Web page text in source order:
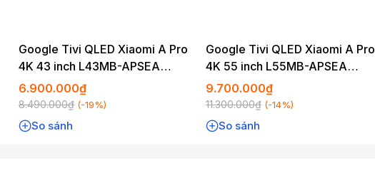
Google Tivi QLED Xiaomi A Pro
4K 43 inch L43MB-APSEA
2026
6.900.000₫
8.490.000₫ (-19%)
So sánh
Google Tivi QLED Xiaomi A Pro
4K 55 inch L55MB-APSEA
2026
9.700.000₫
11.300.000₫ (-14%)
So sánh